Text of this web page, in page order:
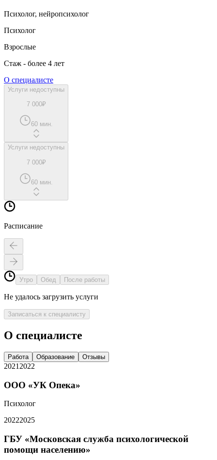
Психолог, нейропсихолог
Психолог
Взрослые
Стаж - более 4 лет
О специалисте
Услуги недоступны
7 000₽
60 мин.
Услуги недоступны
7 000₽
60 мин.
Расписание
Утро Обед После работы
Не удалось загрузить услуги
Записаться к специалисту
О специалисте
Работа Образование Отзывы
2021 2022
ООО «УК Опека»
Психолог
20222025
ГБУ «Московская служба психологической
помощи населению»